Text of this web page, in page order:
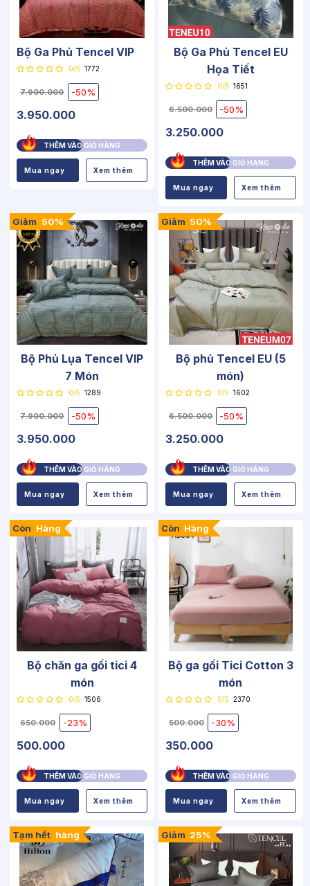
Bộ Ga Phủ Tencel VIP
0/5 1772
7.900.000 -50%
3.950.000
THÊM VÀO GIỎ HÀNG
Mua ngay Xem thêm
Bộ Ga Phủ Tencel EU
Họa Tiết
0/5 1651
6.500.000 -50%
3.250.000
THÊM VÀO GIỎ HÀNG
Mua ngay Xem thêm
Giảm 50%
Bộ Phủ Lụa Tencel VIP
7 Món
0/5 1289
7.900.000 -50%
3.950.000
THÊM VÀO GIỎ HÀNG
Mua ngay Xem thêm
Giảm 50%
Bộ phủ Tencel EU (5
món)
0/5 1602
6.500.000 -50%
3.250.000
THÊM VÀO GIỎ HÀNG
Mua ngay Xem thêm
Còn Hàng
Bộ chăn ga gối tici 4
món
0/5 1506
650.000 -23%
500.000
THÊM VÀO GIỎ HÀNG
Mua ngay Xem thêm
Còn Hàng
Bộ ga gối Tici Cotton 3
món
0/5 2370
500.000 -30%
350.000
THÊM VÀO GIỎ HÀNG
Mua ngay Xem thêm
Tạm hết hàng Giảm 25%